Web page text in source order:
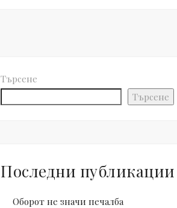
Търсене
Търсене
Последни публикации
Оборот не значи печалба